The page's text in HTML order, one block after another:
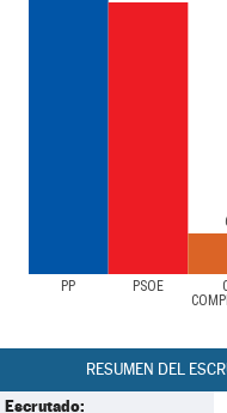
PP PSOE
RESUMEN DEL
Escrutado: